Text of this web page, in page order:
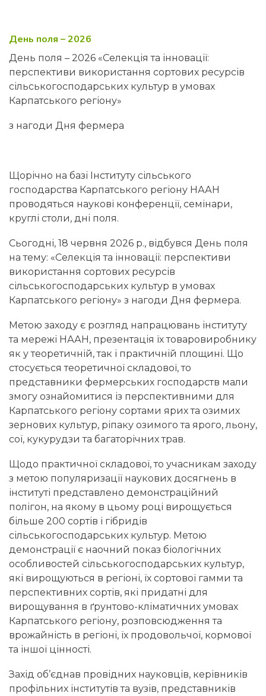
День поля – 2026
День поля – 2026 «Селекція та інновації:
перспективи використання сортових ресурсів
сільськогосподарських культур в умовах
Карпатського регіону»
з нагоди Дня фермера
Щорічно на базі Інституту сільського
господарства Карпатського регіону НААН
проводяться наукові конференції, семінари,
круглі столи, дні поля.
Сьогодні, 18 червня 2026 р., відбувся День поля
на тему: «Селекція та інновації: перспективи
використання сортових ресурсів
сільськогосподарських культур в умовах
Карпатського регіону» з нагоди Дня фермера.
Метою заходу є розгляд напрацювань інституту
та мережі НААН, презентація їх товаровиробнику
як у теоретичній, так і практичній площині. Що
стосується теоретичної складової, то
представники фермерських господарств мали
змогу ознайомитися із перспективними для
Карпатського регіону сортами ярих та озимих
зернових культур, ріпаку озимого та ярого, льону,
сої, кукурудзи та багаторічних трав.
Щодо практичної складової, то учасникам заходу
з метою популяризації наукових досягнень в
інституті представлено демонстраційний
полігон, на якому в цьому році вирощується
більше 200 сортів і гібридів
сільськогосподарських культур. Метою
демонстрації є наочний показ біологічних
особливостей сільськогосподарських культур,
які вирощуються в регіоні, їх сортової гамми та
перспективних сортів, які придатні для
вирощування в ґрунтово-кліматичних умовах
Карпатського регіону, розповсюдження та
врожайність в регіоні, їх продовольчої, кормової
та іншої цінності.
Захід об’єднав провідних науковців, керівників
профільних інститутів та вузів, представників